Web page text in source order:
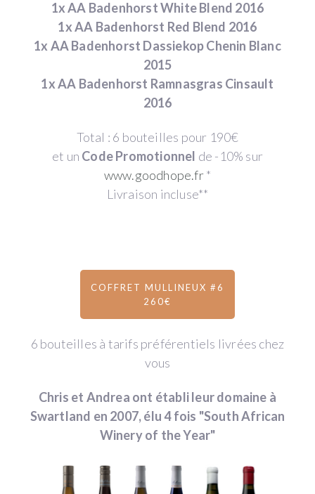
1x AA Badenhorst White Blend 2016
1x AA Badenhorst Red Blend 2016
1x AA Badenhorst Dassiekop Chenin Blanc
2015
1x AA Badenhorst Ramnasgras Cinsault
2016
Total : 6 bouteilles pour 190€
et un Code Promotionnel de -10% sur
www.goodhope.fr*
Livraison incluse**
COFFRET MULLINEUX #6
260€
6 bouteilles à tarifs préférentiels livrées chez
vous
Chris et Andrea ont établi leur domaine à
Swartland en 2007, élu 4 fois "South African
Winery of the Year"